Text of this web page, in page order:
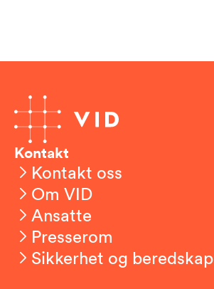
Kontakt
Kontakt oss
Om VID
Ansatte
Presserom
Sikkerhet og beredskap